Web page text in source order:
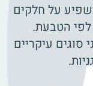
על חלקים
הטבעת.
סוגים עיקריים